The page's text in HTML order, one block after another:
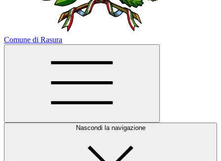
Comune di Rasura
Nascondi la navigazione